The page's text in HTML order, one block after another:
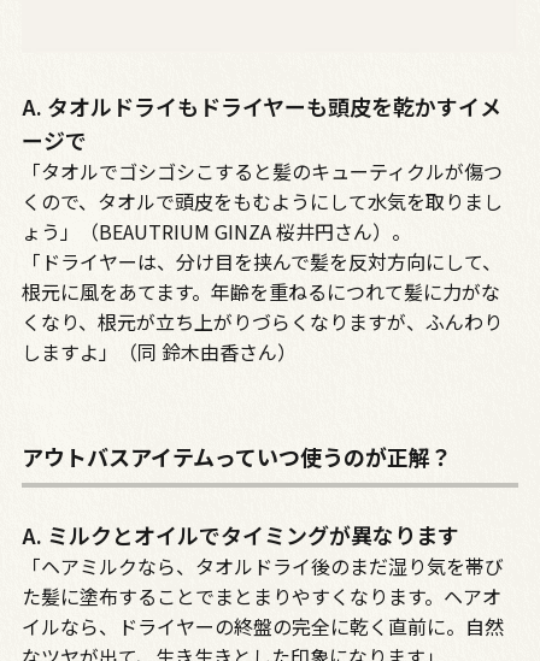
A. タオルドライもドライヤーも頭皮を乾かすイメ
ージで
「タオルでゴシゴシこすると髪のキューティクルが傷つ
くので、タオルで頭皮をもむようにして水気を取りまし
ょう」（BEAUTRIUM GINZA 桜井円さん）。
「ドライヤーは、分け目を挟んで髪を反対方向にして、
根元に風をあてます。年齢を重ねるにつれて髪に力がな
くなり、根元が立ち上がりづらくなりますが、ふんわり
しますよ」（同 鈴木由香さん）
アウトバスアイテムっていつ使うのが正解？
A. ミルクとオイルでタイミングが異なります
「ヘアミルクなら、タオルドライ後のまだ湿り気を帯び
た髪に塗布することでまとまりやすくなります。ヘアオ
イルなら、ドライヤーの終盤の完全に乾く直前に。自然